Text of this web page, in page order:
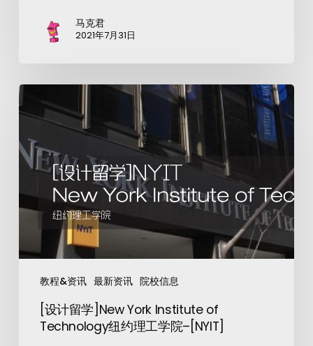
马克君
2021年7月31日
教程&资讯 最新资讯 院校信息
[设计留学]New York Institute of
Technology纽约理工学院–[NYIT]